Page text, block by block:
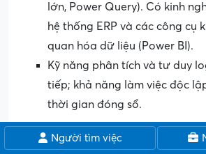
lớn, Power Query). Có kinh
hệ thống ERP và các công cụ
quan hóa dữ liệu (Power BI).
Kỹ năng phân tích và tư duy
tiếp; khả năng làm việc độc
thời gian đóng sổ.
Trưởng nhóm Tuyển dụng
Người tìm việc